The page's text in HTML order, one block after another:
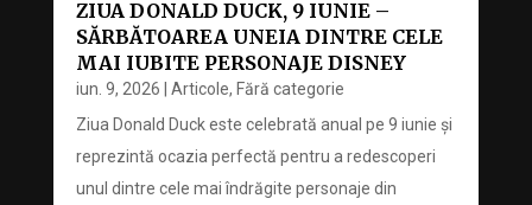
ZIUA DONALD DUCK, 9 IUNIE –
SĂRBĂTOAREA UNEIA DINTRE CELE
MAI IUBITE PERSONAJE DISNEY
iun. 9, 2026 Articole, Fără categorie
Ziua Donald Duck este celebrată anual pe 9 iunie și
reprezintă ocazia perfectă pentru a redescoperi
unul dintre cele mai îndrăgite personaje din